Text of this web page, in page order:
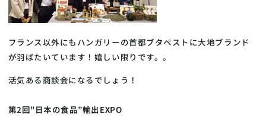
フランス以外にもハンガリーの首都ブタペストに大地ブランド
が羽ばたいています！嬉しい限りです。。
活気ある商談会になるでしょう！
第2回"日本の食品”輸出EXPO